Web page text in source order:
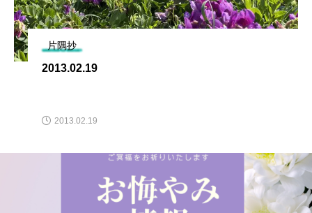
片隅抄
2013.02.19
2013.02.19